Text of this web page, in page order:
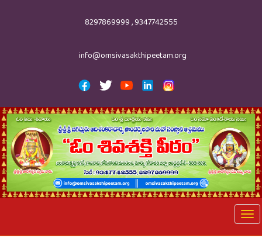
8297869999 , 9347742555
info@omsivasakthipeetam.org